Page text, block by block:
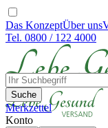
Das KonzeptÜber uns
Tel. 0800 / 122 4000
Suche
Merkzettel
Konto